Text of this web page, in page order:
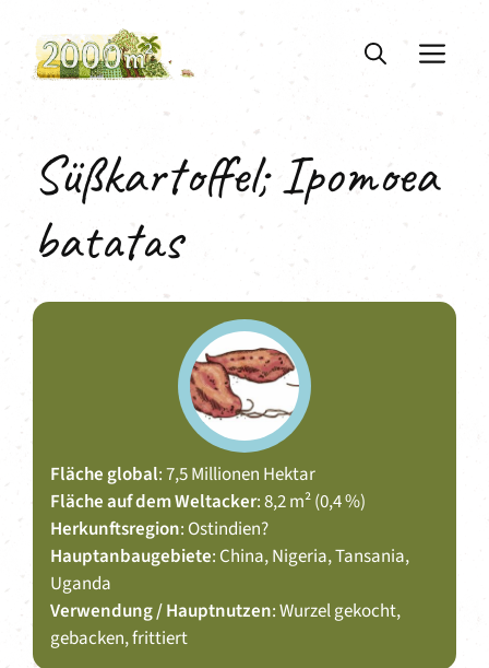
Inhalt
springen
Süßkartoffel; Ipomoea
batatas
Fläche global: 7,5 Millionen Hektar
Fläche auf dem Weltacker: 8,2 m² (0,4 %)
Herkunftsregion: Ostindien?
Hauptanbaugebiete: China, Nigeria, Tansania,
Uganda
Verwendung / Hauptnutzen: Wurzel gekocht,
gebacken, frittiert